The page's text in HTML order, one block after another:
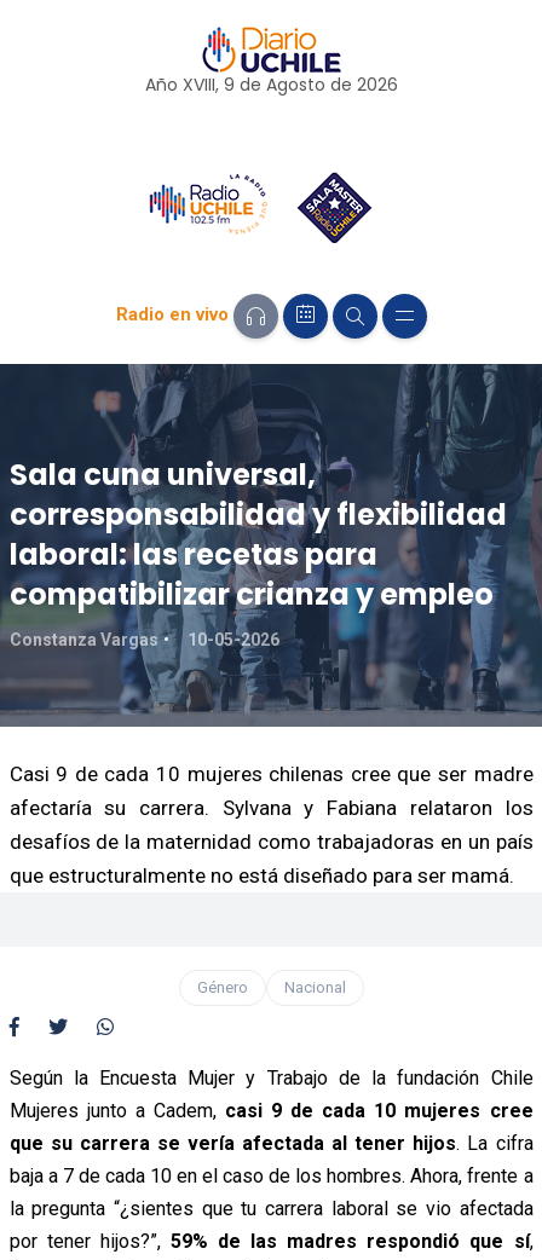
Año XVIII, 9 de Agosto de 2026
Radio en vivo
Sala cuna universal,
corresponsabilidad y flexibilidad
laboral: las recetas para
compatibilizar crianza y empleo
Constanza Vargas 10-05-2026
Casi 9 de cada 10 mujeres chilenas cree que ser madre
afectaría su carrera. Sylvana y Fabiana relataron los
desafíos de la maternidad como trabajadoras en un país
que estructuralmente no está diseñado para ser mamá.
Género Nacional
Según la Encuesta Mujer y Trabajo de la fundación Chile
Mujeres junto a Cadem, casi 9 de cada 10 mujeres cree
que su carrera se vería afectada al tener hijos. La cifra
baja a 7 de cada 10 en el caso de los hombres. Ahora, frente a
la pregunta “¿sientes que tu carrera laboral se vio afectada
por tener hijos?”, 59% de las madres respondió que sí,